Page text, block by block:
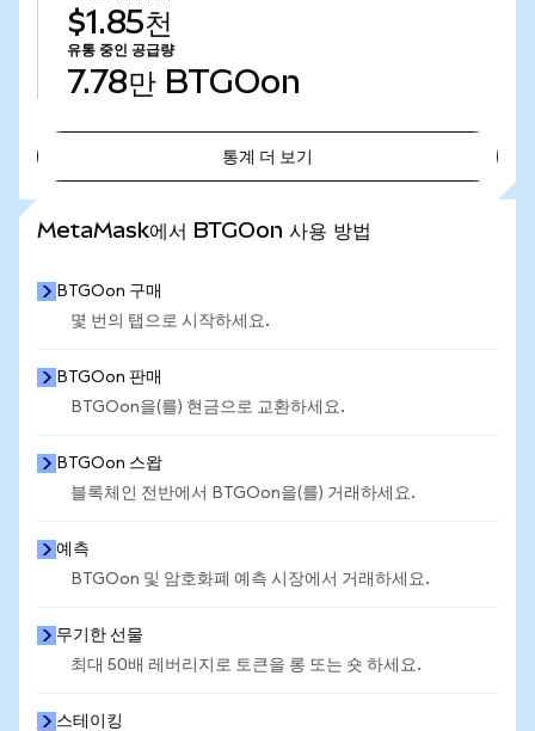
$1.85천
유통 중인 공급량
7.78만 BTGOon
통계 더 보기
MetaMask에서 BTGOon 사용 방법
BTGOon 구매
몇 번의 탭으로 시작하세요.
BTGOon 판매
BTGOon을(를) 현금으로 교환하세요.
BTGOon 스왑
블록체인 전반에서 BTGOon을(를) 거래하세요.
예측
BTGOon 및 암호화폐 예측 시장에서 거래하세요.
무기한 선물
최대 50배 레버리지로 토큰을 롱 또는 숏 하세요.
스테이킹